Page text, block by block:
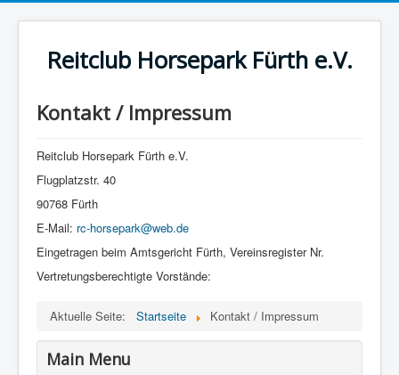
Reitclub Horsepark Fürth e.V.
Kontakt / Impressum
Reitclub Horsepark Fürth e.V.
Flugplatzstr. 40
90768 Fürth
E-Mail: rc-horsepark@web.de
Eingetragen beim Amtsgericht Fürth, Vereinsregister Nr.
Vertretungsberechtigte Vorstände:
Aktuelle Seite: Startseite Kontakt / Impressum
Main Menu